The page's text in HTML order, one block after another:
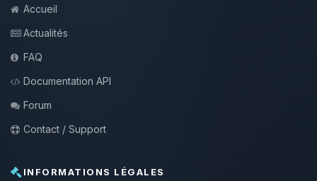
Accueil
Actualités
FAQ
Documentation API
Forum
Contact / Support
INFORMATIONS LÉGALES